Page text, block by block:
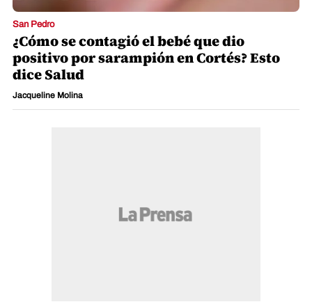
San Pedro
¿Cómo se contagió el bebé que dio
positivo por sarampión en Cortés? Esto
dice Salud
Jacqueline Molina